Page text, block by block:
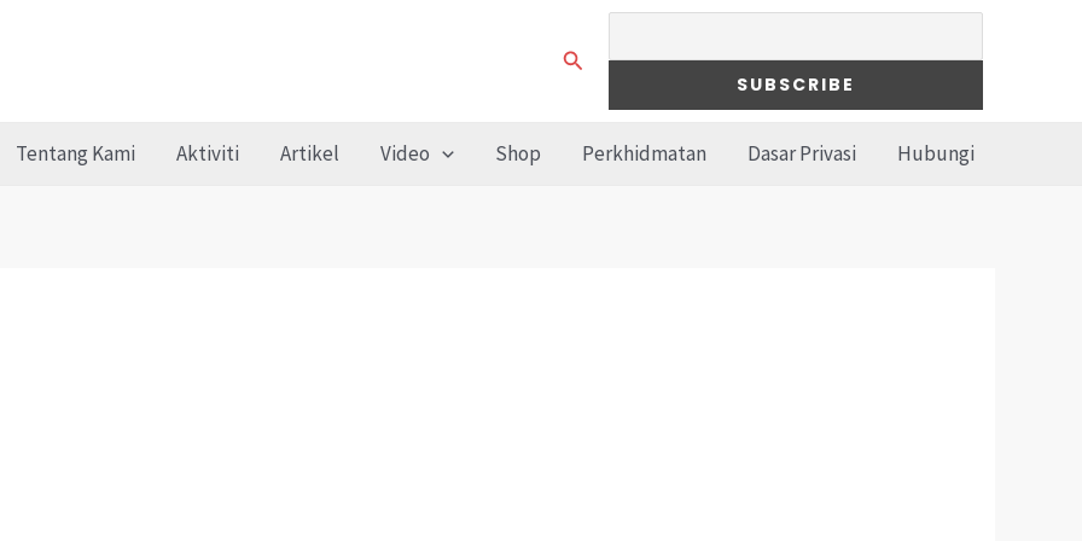
Search
Tentang Kami Aktiviti Artikel Video Shop Perkhidmatan Dasar Privasi Hubungi